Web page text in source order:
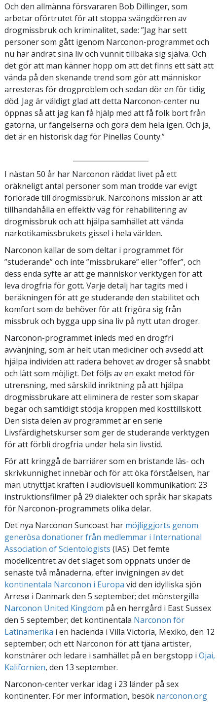
Och den allmänna försvararen Bob Dillinger, som
arbetar oförtrutet för att stoppa svängdörren av
drogmissbruk och kriminalitet, sade: ”Jag har sett
personer som gått igenom Narconon-programmet och
nu har ändrat sina liv och vunnit tillbaka sig själva. Och
det gör att man känner hopp om att det finns ett sätt att
vända på den skenande trend som gör att människor
arresteras för drogproblem och sedan dör en för tidig
död. Jag är väldigt glad att detta Narconon-center nu
öppnas så att jag kan få hjälp med att få folk bort från
gatorna, ur fängelserna och göra dem hela igen. Och ja,
det är en historisk dag för Pinellas County.”
I nästan 50 år har Narconon räddat livet på ett
oräkneligt antal personer som man trodde var evigt
förlorade till drogmissbruk. Narconons mission är att
tillhandahålla en effektiv väg för rehabilitering av
drogmissbruk och att hjälpa samhället att vända
narkotikamissbrukets gissel i hela världen.
Narconon kallar de som deltar i programmet för
”studerande” och inte ”missbrukare” eller ”offer”, och
dess enda syfte är att ge människor verktygen för att
leva drogfria för gott. Varje detalj har tagits med i
beräkningen för att ge studerande den stabilitet och
komfort som de behöver för att frigöra sig från
missbruk och bygga upp sina liv på nytt utan droger.
Narconon-programmet inleds med en drogfri
avvänjning, som är helt utan mediciner och avsedd att
hjälpa individen att radera behovet av droger så snabbt
och lätt som möjligt. Det följs av en exakt metod för
utrensning, med särskild inriktning på att hjälpa
drogmissbrukare att eliminera de rester som skapar
begär och samtidigt stödja kroppen med kosttillskott.
Den sista delen av programmet är en serie
Livsfärdighetskurser som ger de studerande verktygen
för att förbli drogfria under hela sin livstid.
För att kringgå de barriärer som en bristande läs- och
skrivkunnighet innebär och för att öka förståelsen, har
man utnyttjat kraften i audiovisuell kommunikation: 23
instruktionsfilmer på 29 dialekter och språk har skapats
för Narconon-programmets olika delar.
Det nya Narconon Suncoast har möjliggjorts genom
generösa donationer från medlemmar i International
Association of Scientologists (IAS). Det femte
modellcentret av det slaget som öppnats under de
senaste två månaderna, efter invigningen av det
kontinentala Narconon i Europa vid den idylliska sjön
Arresø i Danmark den 5 september; det mönstergilla
Narconon United Kingdom på en herrgård i East Sussex
den 5 september; det kontinentala Narconon för
Latinamerika i en hacienda i Villa Victoria, Mexiko, den 12
september; och ett Narconon för att tjäna artister,
konstnärer och ledare i samhället på en bergstopp i Ojai,
Kalifornien, den 13 september.
Narconon-center verkar idag i 23 länder på sex
kontinenter. För mer information, besök narconon.org